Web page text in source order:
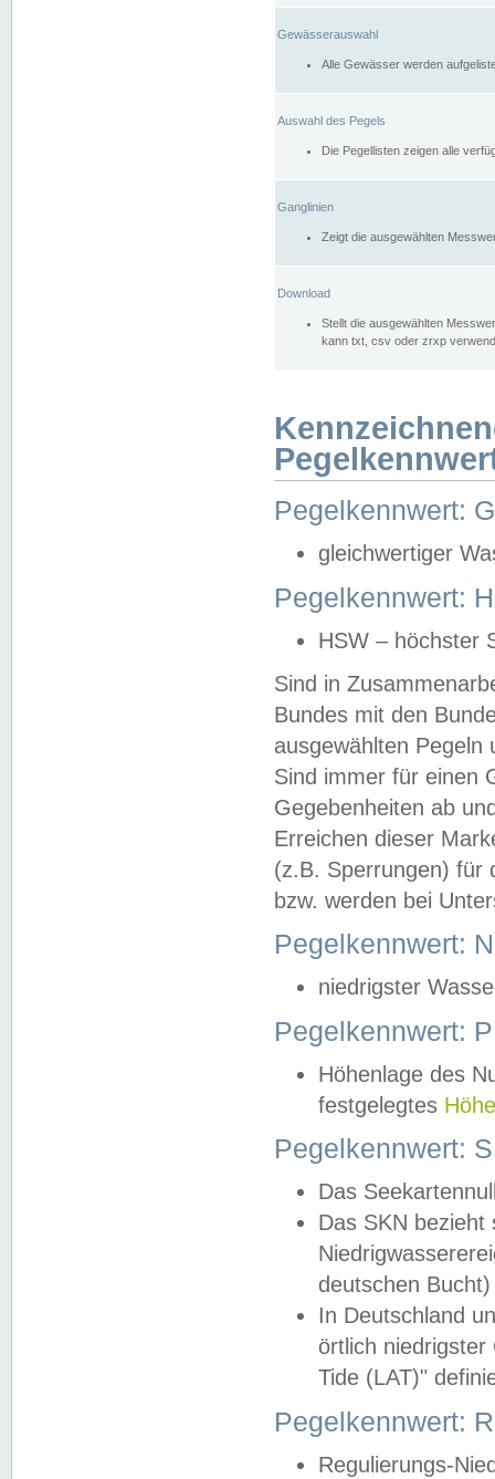
Gewässerauswahl
Alle Gewässer werden
Auswahl des Pegels
Die Pegellisten zeigen alle
Ganglinien
Zeigt die ausgewählten
Download
Stellt die ausgewählten
kann txt, csv oder zrxp
Pegelkennwert:
gleichwertiger
Pegelkennwert:
HSW – höchster
Sind in
Bundes mit den
ausgewählten
Sind immer für einen
Gegebenheiten ab
Erreichen dieser
(z.B. Sperrungen) für
bzw. werden bei
Pegelkennwert:
niedrigster
Pegelkennwert:
Höhenlage des
festgelegtes
Pegelkennwert:
Das
Das SKN
deutschen
In Deutschland
örtlich
Tide (LAT)"
Pegelkennwert:
Regulierungs-